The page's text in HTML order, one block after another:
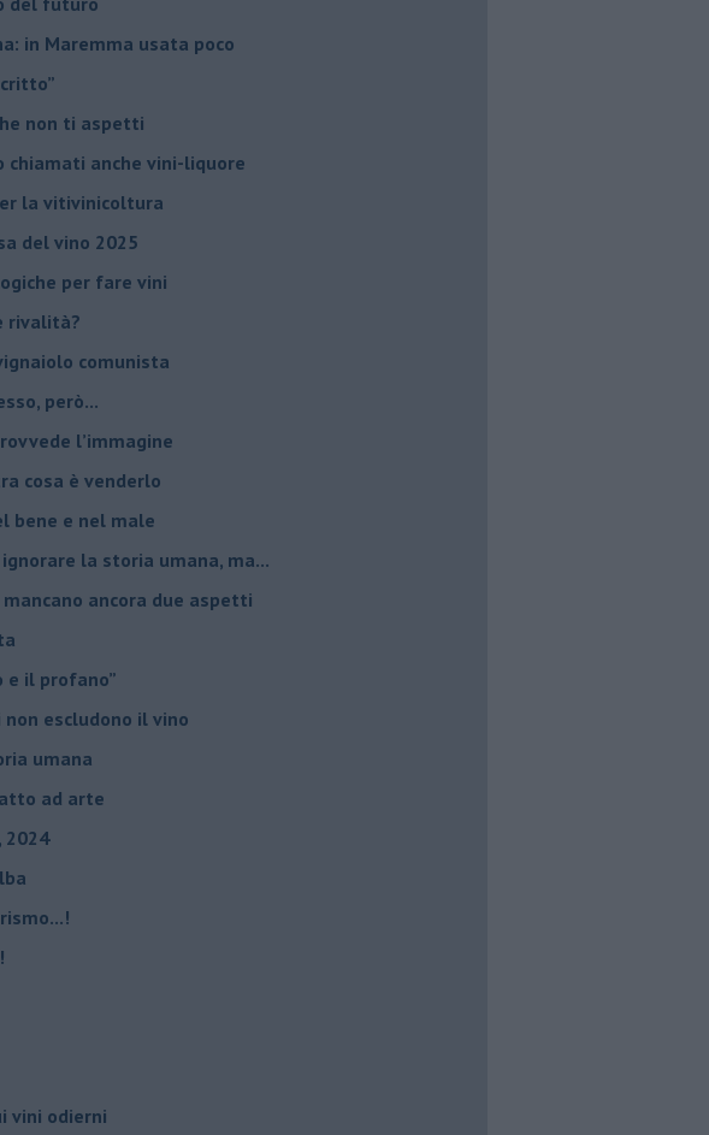
in Maremma usata poco
non ti aspetti
chiamati anche vini-liquore
la vitivinicoltura
del vino 2025
per fare vini
rivalità?
comunista
però...
l’immagine
cosa è venderlo
bene e nel male
la storia umana, ma...
ancora due aspetti
e il profano”
escludono il vino
umana
ad arte
2024
vini odierni